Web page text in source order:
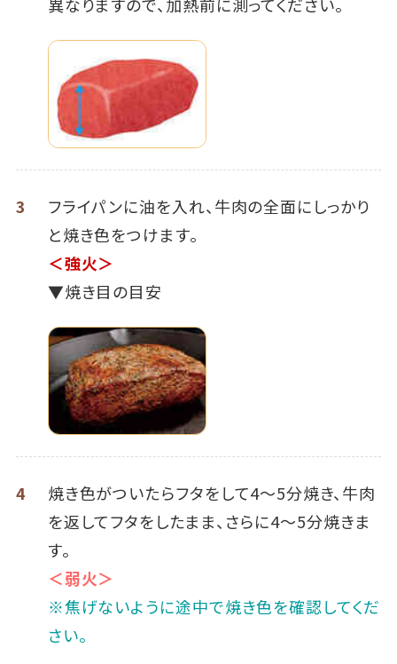
3
フライパンに油を入れ、牛肉の全面にしっかり
と焼き色をつけます。
＜強火＞
▼焼き目の目安
4
焼き色がついたらフタをして4～5分焼き、牛肉
を返してフタをしたまま、さらに4～5分焼きま
す。
＜弱火＞
※焦げないように途中で焼き色を確認してくだ
さい。